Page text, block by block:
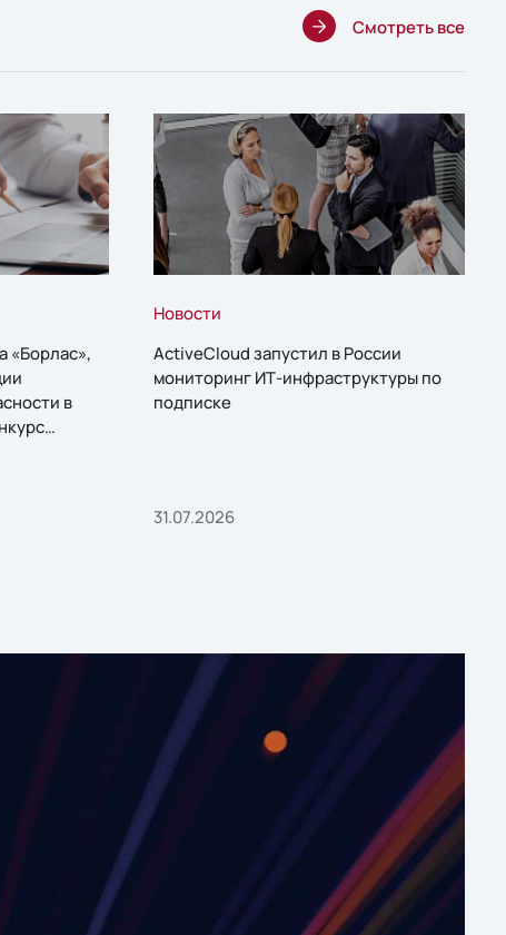
Смотреть все
«Борлас»,
в
Новости
ActiveCloud запустил в России
мониторинг ИТ-инфраструктуры по
подписке
31.07.2026